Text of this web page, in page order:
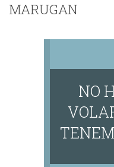
MARUGAN
NO